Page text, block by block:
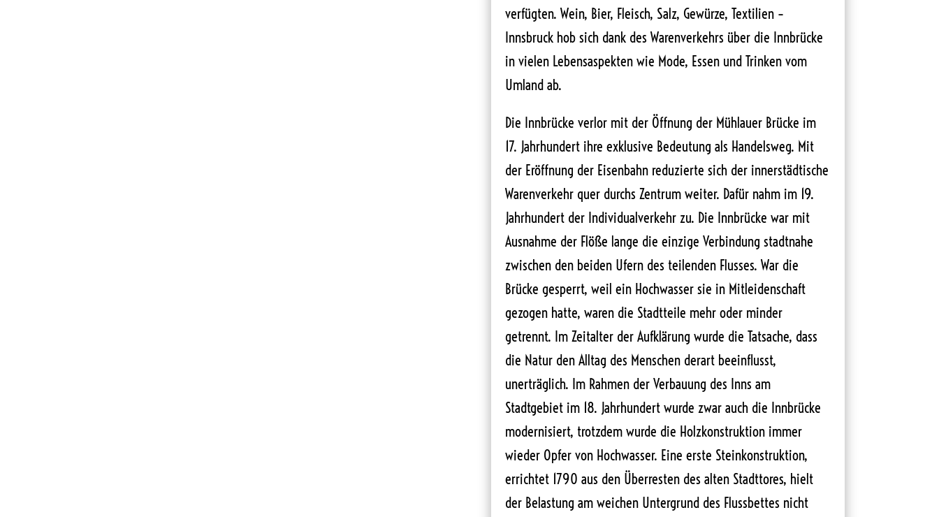
verfügten. Wein, Bier, Fleisch, Salz, Gewürze, Textilien –
Innsbruck hob sich dank des Warenverkehrs über die Innbrücke
in vielen Lebensaspekten wie Mode, Essen und Trinken vom
Umland ab.
Die Innbrücke verlor mit der Öffnung der Mühlauer Brücke im
17. Jahrhundert ihre exklusive Bedeutung als Handelsweg. Mit
der Eröffnung der Eisenbahn reduzierte sich der innerstädtische
Warenverkehr quer durchs Zentrum weiter. Dafür nahm im 19.
Jahrhundert der Individualverkehr zu. Die Innbrücke war mit
Ausnahme der Flöße lange die einzige Verbindung stadtnahe
zwischen den beiden Ufern des teilenden Flusses. War die
Brücke gesperrt, weil ein Hochwasser sie in Mitleidenschaft
gezogen hatte, waren die Stadtteile mehr oder minder
getrennt. Im Zeitalter der Aufklärung wurde die Tatsache, dass
die Natur den Alltag des Menschen derart beeinflusst,
unerträglich. Im Rahmen der Verbauung des Inns am
Stadtgebiet im 18. Jahrhundert wurde zwar auch die Innbrücke
modernisiert, trotzdem wurde die Holzkonstruktion immer
wieder Opfer von Hochwasser. Eine erste Steinkonstruktion,
errichtet 1790 aus den Überresten des alten Stadttores, hielt
der Belastung am weichen Untergrund des Flussbettes nicht